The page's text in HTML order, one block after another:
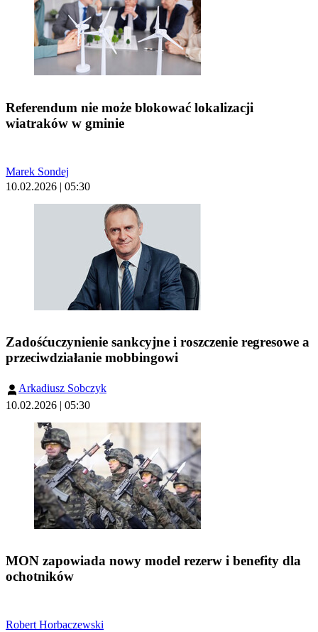
Referendum nie może blokować lokalizacji
wiatraków w gminie
Marek Sondej
10.02.2026 | 05:30
Zadośćuczynienie sankcyjne i roszczenie regresowe a
przeciwdziałanie mobbingowi
Arkadiusz Sobczyk
10.02.2026 | 05:30
MON zapowiada nowy model rezerw i benefity dla
ochotników
Robert Horbaczewski